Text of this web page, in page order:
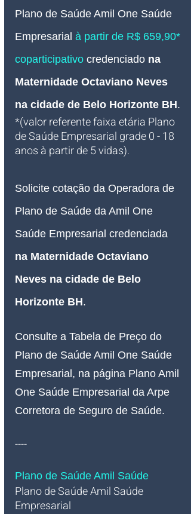
Plano de Saúde Amil One Saúde
Empresarial à partir de R$ 659,90*
coparticipativo credenciado na
Maternidade Octaviano Neves
na cidade de Belo Horizonte BH.
*(valor referente faixa etária Plano
de Saúde Empresarial grade 0 - 18
anos à partir de 5 vidas).
Solicite cotação da Operadora de
Plano de Saúde da Amil One
Saúde Empresarial credenciada
na Maternidade Octaviano
Neves na cidade de Belo
Horizonte BH.
Consulte a Tabela de Preço do
Plano de Saúde Amil One Saúde
Empresarial, na página Plano Amil
One Saúde Empresarial da Arpe
Corretora de Seguro de Saúde.
----
Plano de Saúde Amil Saúde
Plano de Saúde Amil Saúde
Empresarial